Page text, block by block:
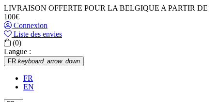
LIVRAISON OFFERTE POUR LA BELGIQUE A PARTIR DE
100€
Connexion
Liste des envies
(0)
Langue :
FR keyboard_arrow_down
FR
EN